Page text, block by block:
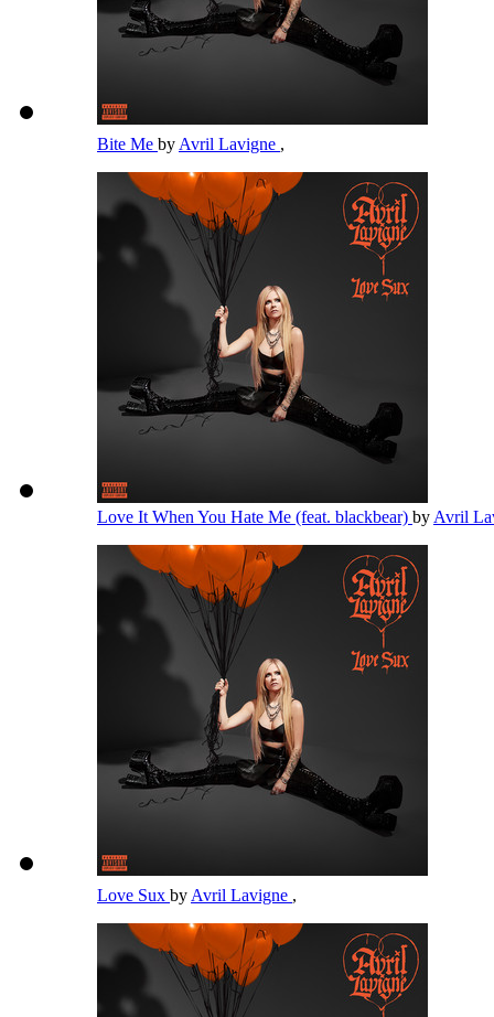
Bite Me by Avril Lavigne ,
Love It When You Hate Me (feat. blackbear) by Avril
Love Sux by Avril Lavigne ,